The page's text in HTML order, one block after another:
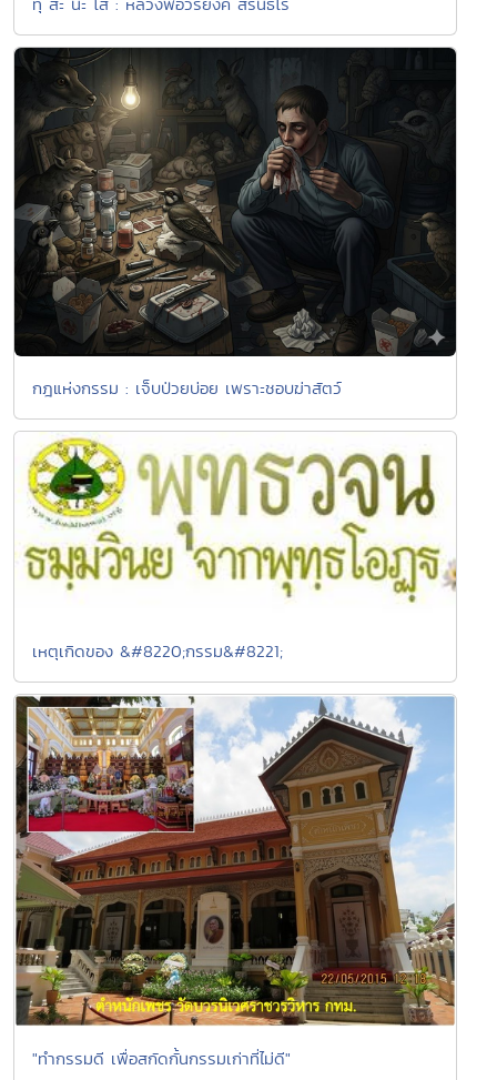
กฎแห่งกรรม : เจ็บป่วยบ่อย เพราะชอบฆ่าสัตว์
เหตุเกิดของ &#8220;กรรม&#8221;
"ทำกรรมดี เพื่อสกัดกั้นกรรมเก่าที่ไม่ดี"